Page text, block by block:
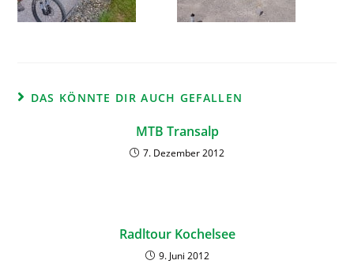
DAS KÖNNTE DIR AUCH GEFALLEN
MTB Transalp
7. Dezember 2012
Radltour Kochelsee
9. Juni 2012